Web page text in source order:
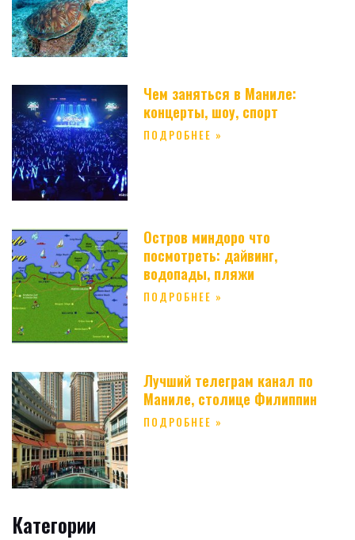
Чем заняться в Маниле:
концерты, шоу, спорт
ПОДРОБНЕЕ »
Остров миндоро что
посмотреть: дайвинг,
водопады, пляжи
ПОДРОБНЕЕ »
Лучший телеграм канал по
Маниле, столице Филиппин
ПОДРОБНЕЕ »
Категории